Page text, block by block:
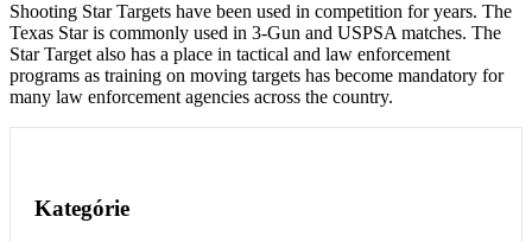
Shooting Star Targets have been used in competition for years. The
Texas Star is commonly used in 3-Gun and USPSA matches. The
Star Target also has a place in tactical and law enforcement
programs as training on moving targets has become mandatory for
many law enforcement agencies across the country.
Kategórie